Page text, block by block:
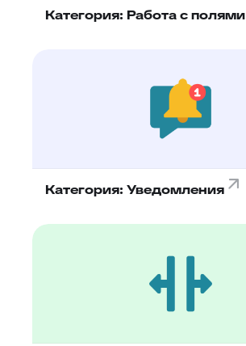
Категория: Работа с полями
Категория: Уведомления